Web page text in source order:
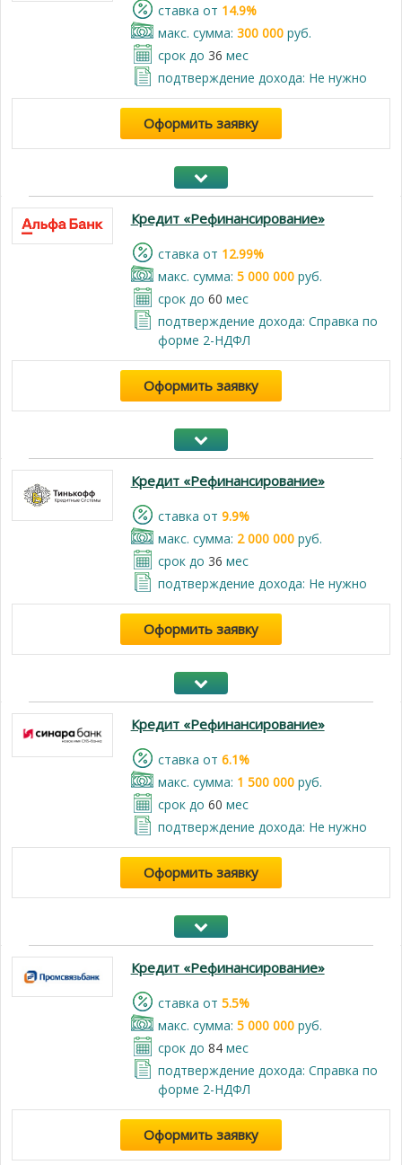
cтавка от 14.9%
макс. сумма: 300 000руб.
срок до 36 мес
подтверждение дохода: Не нужно
Оформить заявку
Кредит «Рефинансирование»
cтавка от 12.99%
макс. сумма: 5 000 000руб.
срок до 60 мес
подтверждение дохода: Справка по
форме 2-НДФЛ
Оформить заявку
Кредит «Рефинансирование»
cтавка от 9.9%
макс. сумма: 2 000 000руб.
срок до 36 мес
подтверждение дохода: Не нужно
Оформить заявку
Кредит «Рефинансирование»
cтавка от 6.1%
макс. сумма: 1 500 000руб.
срок до 60 мес
подтверждение дохода: Не нужно
Оформить заявку
Кредит «Рефинансирование»
cтавка от 5.5%
макс. сумма: 5 000 000руб.
срок до 84мес
подтверждение дохода: Справка по
форме 2-НДФЛ
Оформить заявку